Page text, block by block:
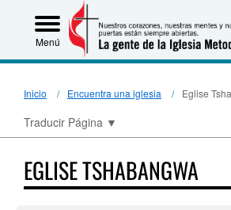
Menú
Inicio Encuentra una iglesia Eglise
Traducir Página ▼
EGLISE TSHABANGWA